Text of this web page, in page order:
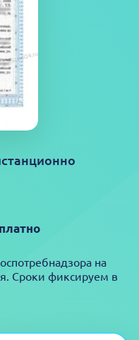
на
Сроки фиксируем в